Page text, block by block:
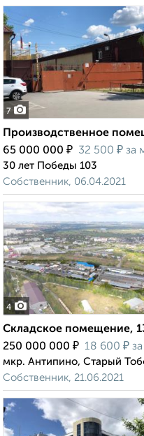
7
Производственное
65 000 000 ₽ 32 500 ₽ за
30 лет Победы 103
Собственник, 06.04.2021
4
Складское помещение,
250 000 000 ₽ 18 600 ₽
мкр. Антипино, Старый
Собственник, 21.06.2021